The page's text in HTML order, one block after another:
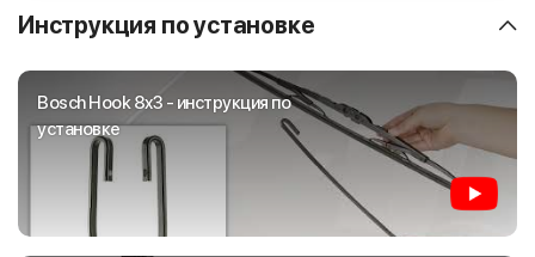
Инструкция по установке
Bosch Hook 8x3 - инструкция по
установке